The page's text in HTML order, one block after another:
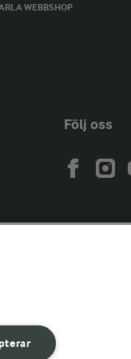
WEBBSHOP
Följ oss